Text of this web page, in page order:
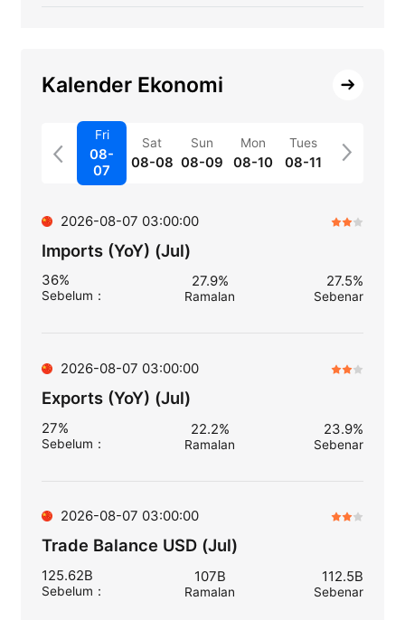
Kalender Ekonomi
Fri
08-
07
Sat
08-08
Sun
08-09
Mon
08-10
Tues
08-11
2026-08-07 03:00:00
Imports (YoY) (Jul)
36%
Sebelum ：
27.9%
Ramalan
27.5%
Sebenar
2026-08-07 03:00:00
Exports (YoY) (Jul)
27%
Sebelum ：
22.2%
Ramalan
23.9%
Sebenar
2026-08-07 03:00:00
Trade Balance USD (Jul)
125.62B
Sebelum ：
107B
Ramalan
112.5B
Sebenar